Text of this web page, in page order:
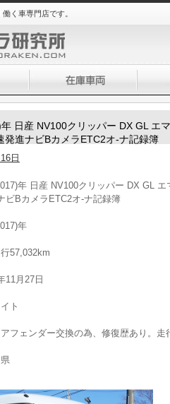
く車専門店です。
日産 NV100クリッパー DX GL エ
発進ナビBカメラETC2オ-ナ記録簿
日
年 日産 NV100クリッパー DX GL
ビBカメラETC2オ-ナ記録簿
年
57,032km
11月27日
ト
フェンダー交換の為、修復歴あり。走